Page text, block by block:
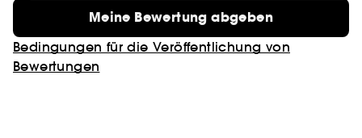
Meine Bewertung abgeben
Bedingungen für die Veröffentlichung von
Bewertungen